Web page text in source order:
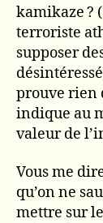
kamikaze ?
terroriste
supposer
prouve rien
indique au
valeur de
Vous me
qu’on ne
mettre sur